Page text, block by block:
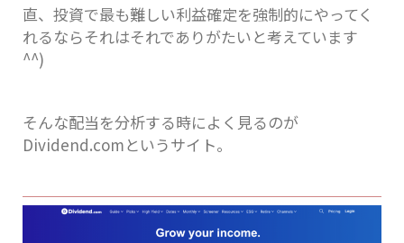
直、投資で最も難しい利益確定を強制的にやってく
れるならそれはそれでありがたいと考えています
^^)
そんな配当を分析する時によく見るのが
Dividend.comというサイト。